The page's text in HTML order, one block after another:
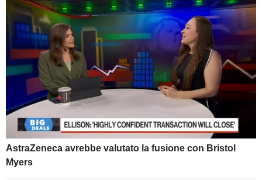
AstraZeneca avrebbe valutato la fusione con Bristol
Myers